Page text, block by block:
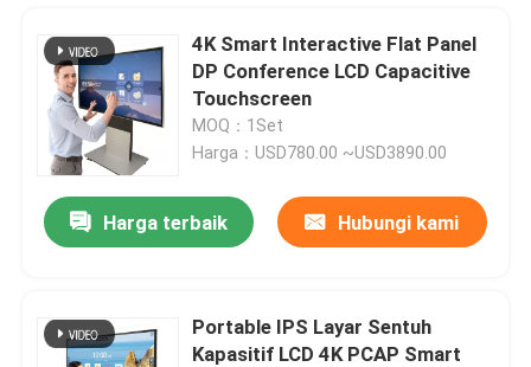
4K Smart Interactive Flat Panel
DP Conference LCD Capacitive
Touchscreen
MOQ：1Set
Harga：USD780.00 ~USD3890.00
Harga terbaik Hubungi kami
Portable IPS Layar Sentuh
Kapasitif LCD 4K PCAP Smart